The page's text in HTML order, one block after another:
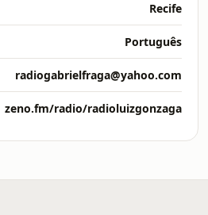
Recife
Português
radiogabrielfraga@yahoo.com
zeno.fm/radio/radioluizgonzaga